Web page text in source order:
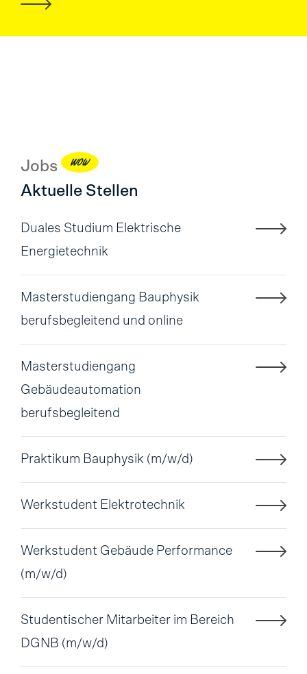
Jobs WOW
Aktuelle Stellen
Duales Studium Elektrische
Energietechnik
Masterstudiengang Bauphysik
berufsbegleitend und online
Masterstudiengang
Gebäudeautomation
berufsbegleitend
Praktikum Bauphysik (m/w/d)
Werkstudent Elektrotechnik
Werkstudent Gebäude Performance
(m/w/d)
Studentischer Mitarbeiter im Bereich
DGNB (m/w/d)